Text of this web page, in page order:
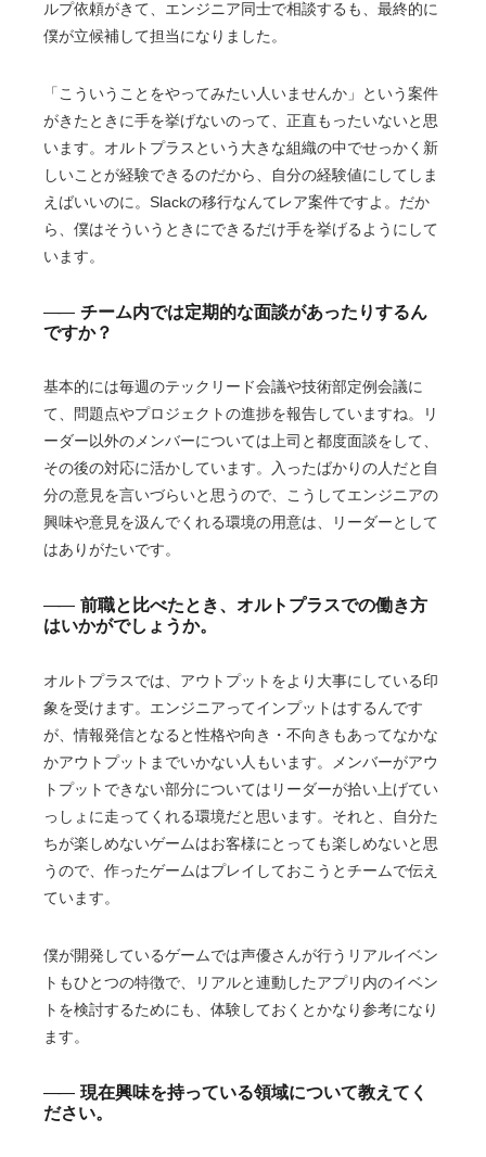
ルプ依頼がきて、エンジニア同士で相談するも、最終的に
僕が立候補して担当になりました。
「こういうことをやってみたい人いませんか」という案件
がきたときに手を挙げないのって、正直もったいないと思
います。オルトプラスという大きな組織の中でせっかく新
しいことが経験できるのだから、自分の経験値にしてしま
えばいいのに。Slackの移行なんてレア案件ですよ。だか
ら、僕はそういうときにできるだけ手を挙げるようにして
います。
チーム内では定期的な面談があったりするん
ですか？
基本的には毎週のテックリード会議や技術部定例会議に
て、問題点やプロジェクトの進捗を報告していますね。リ
ーダー以外のメンバーについては上司と都度面談をして、
その後の対応に活かしています。入ったばかりの人だと自
分の意見を言いづらいと思うので、こうしてエンジニアの
興味や意見を汲んでくれる環境の用意は、リーダーとして
はありがたいです。
前職と比べたとき、オルトプラスでの働き方
はいかがでしょうか。
オルトプラスでは、アウトプットをより大事にしている印
象を受けます。エンジニアってインプットはするんです
が、情報発信となると性格や向き・不向きもあってなかな
かアウトプットまでいかない人もいます。メンバーがアウ
トプットできない部分についてはリーダーが拾い上げてい
っしょに走ってくれる環境だと思います。それと、自分た
ちが楽しめないゲームはお客様にとっても楽しめないと思
うので、作ったゲームはプレイしておこうとチームで伝え
ています。
僕が開発しているゲームでは声優さんが行うリアルイベン
トもひとつの特徴で、リアルと連動したアプリ内のイベン
トを検討するためにも、体験しておくとかなり参考になり
ます。
現在興味を持っている領域について教えてく
ださい。